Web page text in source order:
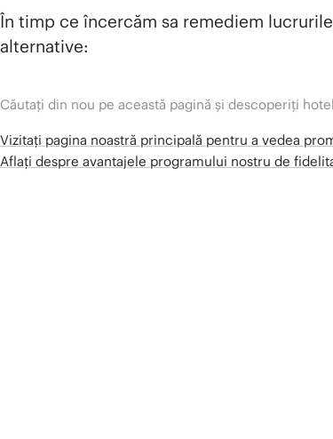
În timp ce încercăm sa remediem
alternative:
Căutați din nou pe această pagină și descoperiți
Vizitați pagina noastră principală pentru a vedea
Aflați despre avantajele programului nostru de